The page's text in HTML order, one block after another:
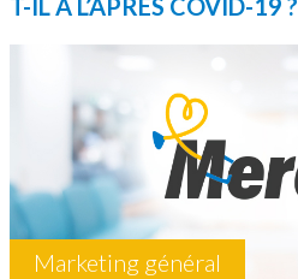
T-IL À L’APRÈS COVID-19 ?
Marketing général